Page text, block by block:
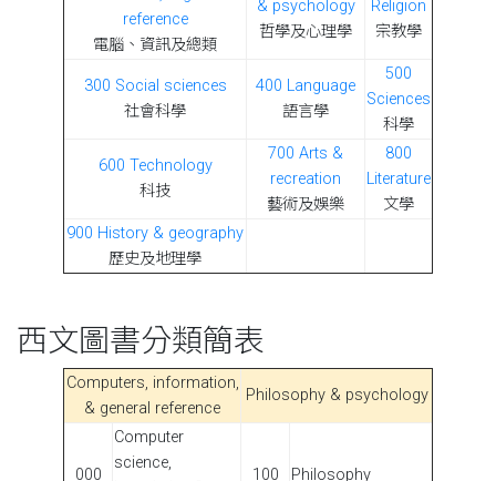
reference
電腦、資訊及總類
& psychology
哲學及心理學
Religion
宗教學
300 Social sciences
社會科學
400 Language
語言學
500
Sciences
科學
600 Technology
科技
700 Arts &
recreation
藝術及娛樂
800
Literature
文學
900 History & geography
歷史及地理學
西文圖書分類簡表
Computers, information,
& general reference
Philosophy & psychology
000
Computer
science,
100 Philosophy